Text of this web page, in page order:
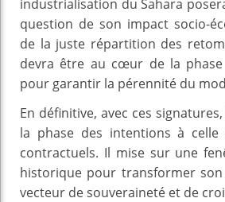
industrialisation du Sahara
question de son impact socio-
de la juste répartition des
devra être au cœur de la
pour garantir la pérennité du
En définitive, avec ces
la phase des intentions à celle
contractuels. Il mise sur une
historique pour transformer
vecteur de souveraineté et de